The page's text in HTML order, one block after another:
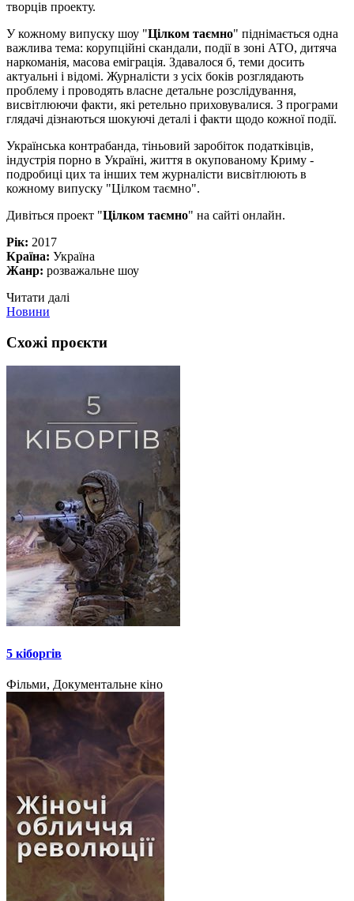
творців проекту.
У кожному випуску шоу "Цілком таємно" піднімається одна
важлива тема: корупційні скандали, події в зоні АТО, дитяча
наркоманія, масова еміграція. Здавалося б, теми досить
актуальні і відомі. Журналісти з усіх боків розглядають
проблему і проводять власне детальне розслідування,
висвітлюючи факти, які ретельно приховувалися. З програми
глядачі дізнаються шокуючі деталі і факти щодо кожної події.
Українська контрабанда, тіньовий заробіток податківців,
індустрія порно в Україні, життя в окупованому Криму -
подробиці цих та інших тем журналісти висвітлюють в
кожному випуску "Цілком таємно".
Дивіться проект "Цілком таємно" на сайті онлайн.
Рік: 2017
Країна: Україна
Жанр: розважальне шоу
Читати далі
Новини
Схожі проєкти
5 кіборгів
Фільми, Документальне кіно